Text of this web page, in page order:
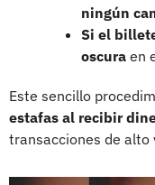
ningún
Si el
oscura en
Este sencillo
estafas al recibir
transacciones de alto